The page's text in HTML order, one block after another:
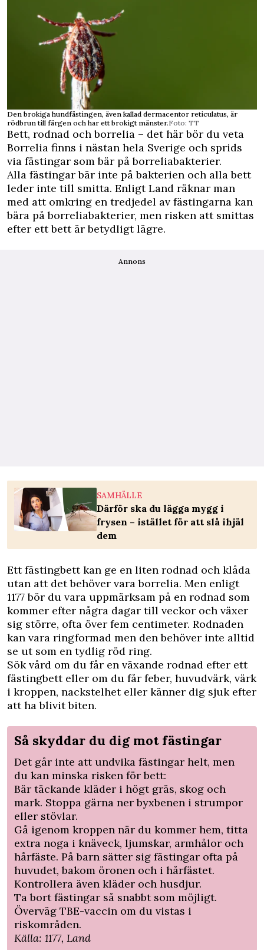
Den brokiga hundfästingen, även kallad dermacentor reticulatus, är
rödbrun till färgen och har ett brokigt mänster.Foto: TT
Bett, rodnad och borrelia – det här bör du veta
Borrelia finns i nästan hela Sverige och sprids
via fästingar som bär på borreliabakterier.
Alla fästingar bär inte på bakterien och alla bett
leder inte till smitta. EnligtLand räknar man
med att omkring en tredjedel av fästingarna kan
bära på borreliabakterier, men risken att smittas
efter ett bett är betydligt lägre.
Annons
SAMHÄLLE
Därför ska du lägga mygg i
frysen – istället för att slå ihjäl
dem
Ett fästingbett kan ge en liten rodnad och klåda
utan att det behöver vara borrelia. Men enligt
1177bör du vara uppmärksam på en rodnad som
kommer efter några dagar till veckor och växer
sig större, ofta över fem centimeter. Rodnaden
kan vara ringformad men den behöver inte alltid
se ut som en tydlig röd ring.
Sök vård om du får en växande rodnad efter ett
fästingbett eller om du får feber, huvudvärk, värk
i kroppen, nackstelhet eller känner dig sjuk efter
att ha blivit biten.
Så skyddar du dig mot fästingar
Det går inte att undvika fästingar helt, men
du kan minska risken för bett:
Bär täckande kläder i högt gräs, skog och
mark. Stoppa gärna ner byxbenen i strumpor
eller stövlar.
Gå igenom kroppen när du kommer hem, titta
extra noga i knäveck, ljumskar, armhålor och
hårfäste. På barn sätter sig fästingar ofta på
huvudet, bakom öronen och i hårfästet.
Kontrollera även kläder och husdjur.
Ta bort fästingar så snabbt som möjligt.
Överväg TBE-vaccin om du vistas i
riskområden.
Källa: 1177, Land